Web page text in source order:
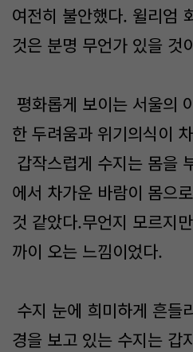
여전히 불안했다. 윌리엄
것은 분명 무언가 있을 것
평화롭게 보이는 서울의
한 두려움과 위기의식이
갑작스럽게 수지는 몸을
에서 차가운 바람이 몸으
것 같았다.무언지 모르지
까이 오는 느낌이었다.
수지 눈에 희미하게 흔들
경을 보고 있는 수지는 갑